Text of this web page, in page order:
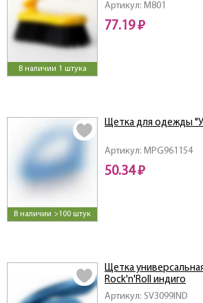
В наличии 1 штука
Артикул: M801
77.19 ₽
В наличии >100 штук
Артикул: MPG961154
Щетка для одежды
50.34 ₽
Артикул: SV3099IND
Щетка
Rock'n'Roll индиго